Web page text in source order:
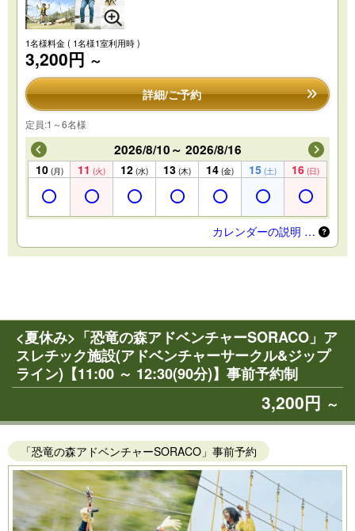
1名様料金( 1名様1室利用時 )
3,200円 ～
詳細/ご予約
定員:1～6名様
2026/8/10～ 2026/8/16
10 (月) 11 (火) 12 (水) 13 (木) 14 (金) 15 (土) 16 (日)
カレンダーの説明 …
<夏休み>「恐竜の森アドベンチャーSORACO」ア
スレチック施設(アドベンチャーサークル&ジップ
ライン)【11:00 ～ 12:30(90分)】事前予約制
3,200円 ～
「恐竜の森アドベンチャーSORACO」事前予約